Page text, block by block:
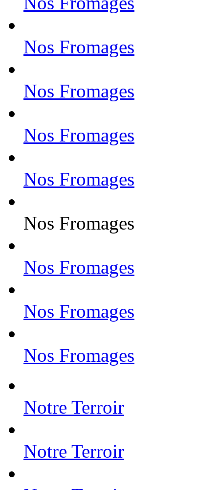
Nos Fromages
Nos Fromages
Nos Fromages
Nos Fromages
Nos Fromages
Nos Fromages
Nos Fromages
Nos Fromages
Notre Terroir
Notre Terroir